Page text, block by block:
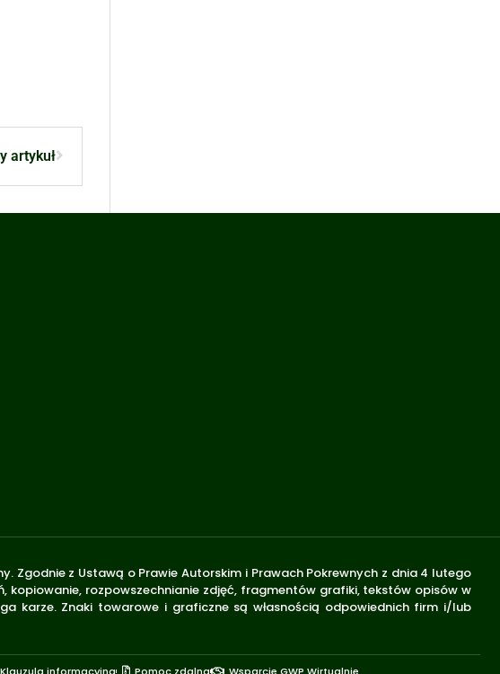
artykuł
Zgodnie z Ustawą o Prawie Autorskim i Prawach Pokrewnych z dnia 4 lutego
kopiowanie, rozpowszechnianie zdjęć, fragmentów grafiki, tekstów opisów w
karze. Znaki towarowe i graficzne są własnością odpowiednich firm i/lub